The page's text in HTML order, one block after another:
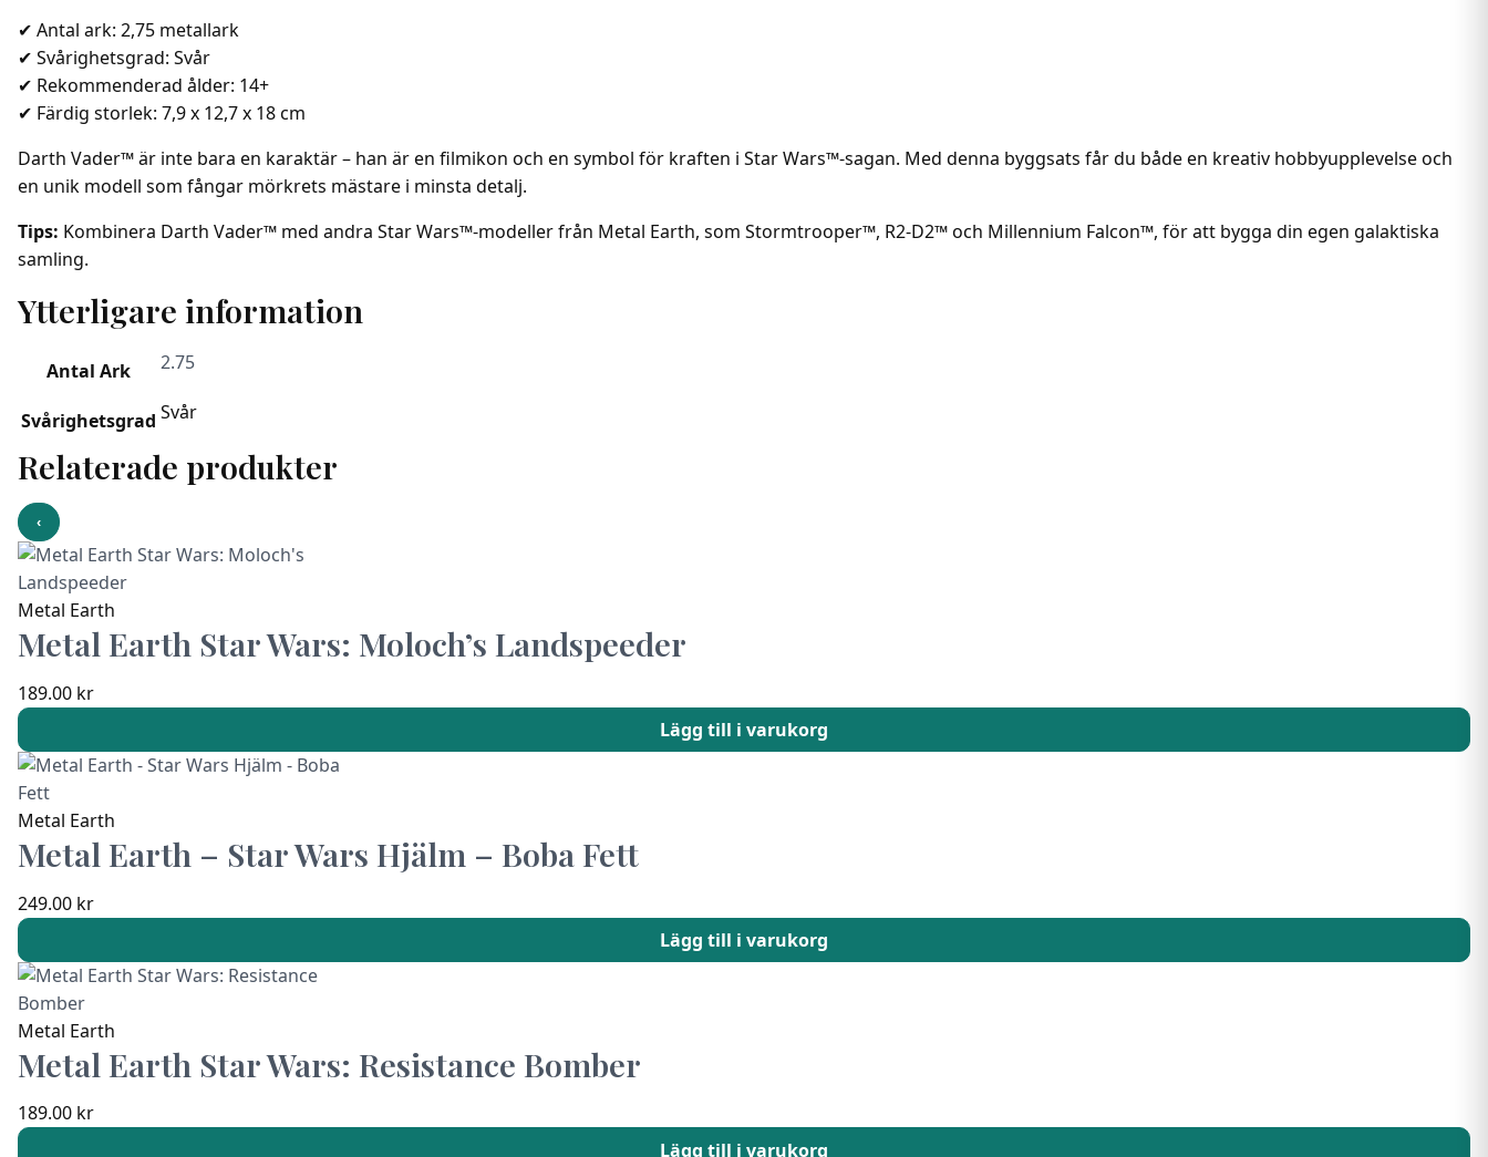
✔ Antal ark: 2,75 metallark
✔ Svårighetsgrad: Svår
✔ Rekommenderad ålder: 14+
✔ Färdig storlek: 7,9 x 12,7 x 18 cm
Darth Vader™ är inte bara en karaktär – han är en filmikon och en symbol för kraften i Star Wars™-sagan. Med denna byggsats får du både en kreativ hobbyupplevelse och
en unik modell som fångar mörkrets mästare i minsta detalj.
Tips: Kombinera Darth Vader™ med andra Star Wars™-modeller från Metal Earth, som Stormtrooper™, R2-D2™ och Millennium Falcon™, för att bygga din egen galaktiska
samling.
Ytterligare information
Antal Ark 2.75
Svårighetsgrad Svår
Relaterade produkter
‹
Metal Earth
Metal Earth Star Wars: Moloch’s Landspeeder
189.00 kr
Lägg till i varukorg
Metal Earth
Metal Earth – Star Wars Hjälm – Boba Fett
249.00 kr
Lägg till i varukorg
Metal Earth
Metal Earth Star Wars: Resistance Bomber
189.00 kr
Lägg till i varukorg